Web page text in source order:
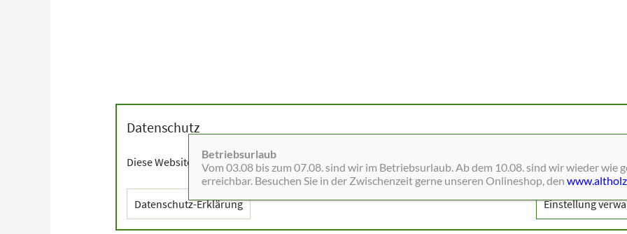
Betriebsurlaub
Vom 03.08 bis zum 07.08. sind wir im Betriebsurlaub. Ab dem 10.08. sind wir wieder wie
erreichbar. Besuchen Sie in der Zwischenzeit gerne unseren Onlineshop, den
Datenschutz
Diese Website setzt Cookies sowie externe Dienste wie Schriften, Blätterkataloge, Social-Media und
Datenschutz-Erklärung Einstellung